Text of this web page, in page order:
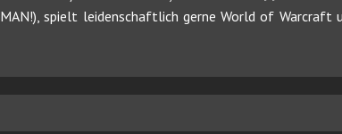
spielt leidenschaftlich gerne World of Warcraft